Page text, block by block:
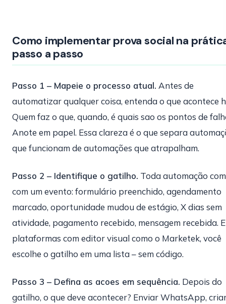
Como implementar prova social na
passo a passo
Passo 1 – Mapeie o processo atual. Antes de
automatizar qualquer coisa, entenda o que acontece
Quem faz o que, quando, é quais sao os pontos de
Anote em papel. Essa clareza é o que separa
que funcionam de automações que atrapalham.
Passo 2 – Identifique o gatilho. Toda automação
com um evento: formulário preenchido, agendamento
marcado, oportunidade mudou de estágio, X dias sem
atividade, pagamento recebido, mensagem recebida.
plataformas com editor visual como o Marketek, você
escolhe o gatilho em uma lista – sem código.
Passo 3 – Defina as acoes em sequência. Depois do
gatilho, o que deve acontecer? Enviar WhatsApp,